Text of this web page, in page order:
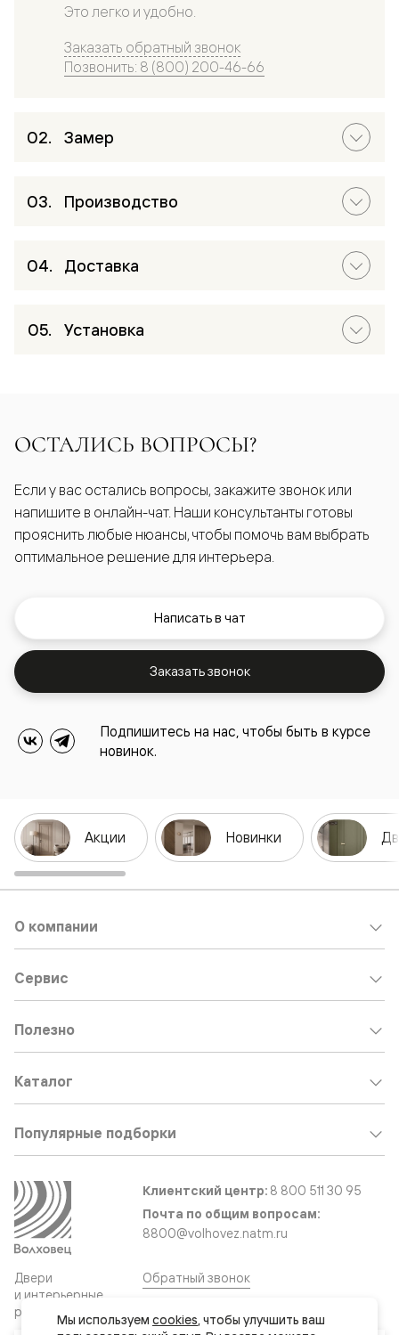
Это легко и удобно.
Заказать обратный звонок
Позвонить: 8 (800) 200-46-66
Замер
Производство
Доставка
Установка
ОСТАЛИСЬ ВОПРОСЫ?
Если у вас остались вопросы, закажите звонок или
напишите в онлайн-чат. Наши консультанты готовы
прояснить любые нюансы, чтобы помочь вам выбрать
оптимальное решение для интерьера.
Написать в чат
Заказать звонок
Подпишитесь на нас, чтобы быть в курсе
новинок.
Акции Новинки
Двери
и интерьерные
решения
О компании
Сервис
Полезно
Каталог
Популярные подборки
Клиентский центр: 8 800 511 30 95
Почта по общим вопросам:
8800@volhovez.natm.ru
Обратный звонок
Мы используем cookies, чтобы улучшить ваш